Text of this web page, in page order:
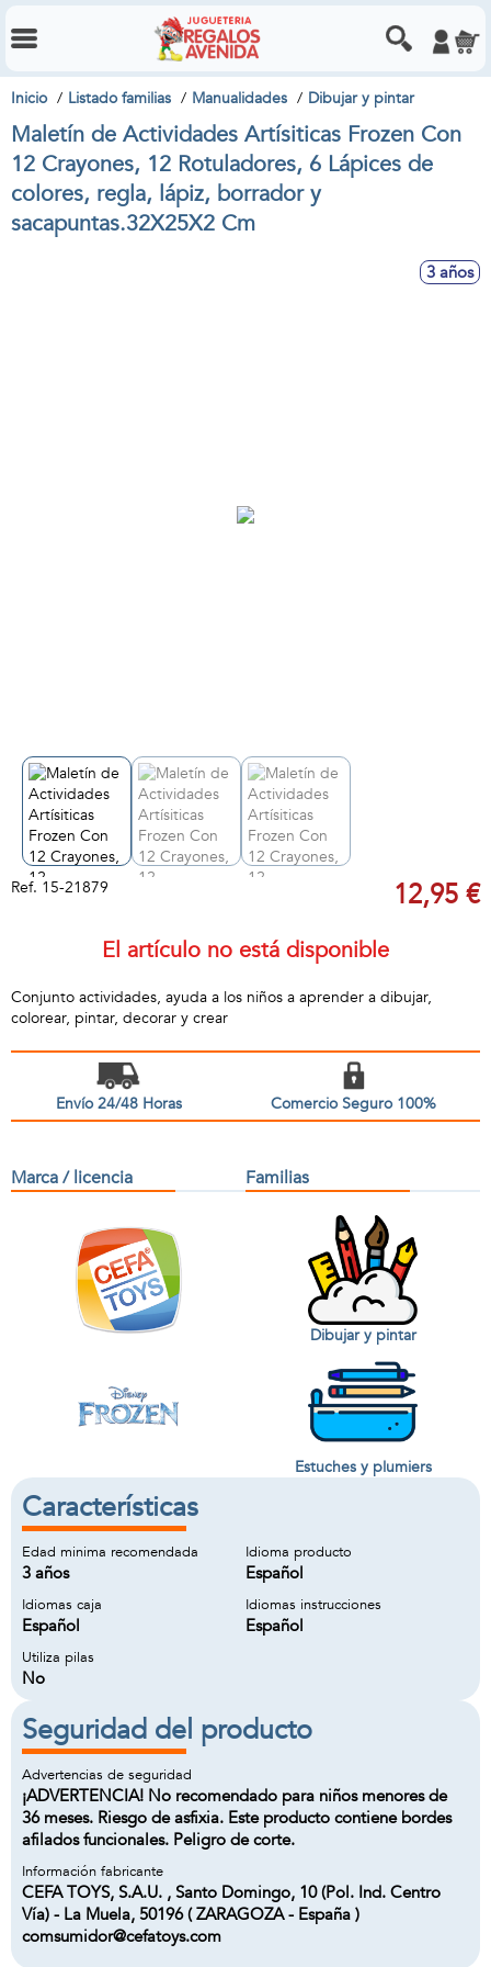
Inicio Listado familias Manualidades Dibujar y pintar
Maletín de Actividades Artísiticas Frozen Con
12 Crayones, 12 Rotuladores, 6 Lápices de
colores, regla, lápiz, borrador y
sacapuntas.32X25X2 Cm
3 años
Ref. 15-21879 12,95 €
El artículo no está disponible
Conjunto actividades, ayuda a los niños a aprender a dibujar,
colorear, pintar, decorar y crear
Envío 24/48 Horas Comercio Seguro 100%
Marca / licencia Familias
Dibujar y pintar
Estuches y plumiers
Características
Edad minima recomendada
3 años
Idioma producto
Español
Idiomas caja
Español
Idiomas instrucciones
Español
Utiliza pilas
No
Seguridad del producto
Advertencias de seguridad
¡ADVERTENCIA! No recomendado para niños menores de
36 meses. Riesgo de asfixia. Este producto contiene bordes
afilados funcionales. Peligro de corte.
Información fabricante
CEFA TOYS, S.A.U. , Santo Domingo, 10 (Pol. Ind. Centro
Vía) - La Muela, 50196 ( ZARAGOZA - España )
comsumidor@cefatoys.com